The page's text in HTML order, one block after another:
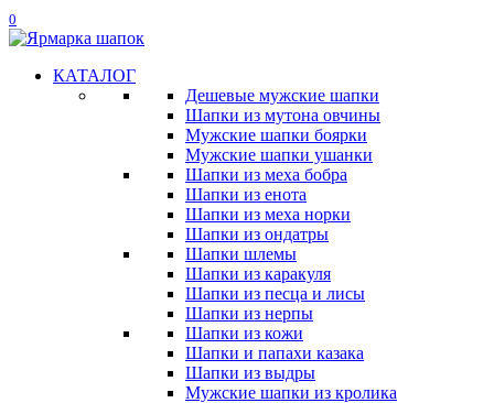
0
КАТАЛОГ
Дешевые мужские шапки
Шапки из мутона овчины
Мужские шапки боярки
Мужские шапки ушанки
Шапки из меха бобра
Шапки из енота
Шапки из меха норки
Шапки из ондатры
Шапки шлемы
Шапки из каракуля
Шапки из песца и лисы
Шапки из нерпы
Шапки из кожи
Шапки и папахи казака
Шапки из выдры
Мужские шапки из кролика